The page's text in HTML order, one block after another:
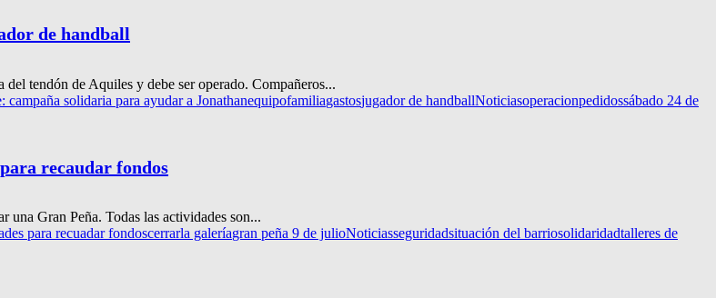
de handball
tendón de Aquiles y debe ser operado. Compañeros...
campaña solidaria para ayudar a Jonathanequipofamiliagastosjugador de handballNoticiasoperacionpedidossábado 24 de
recaudar fondos
una Gran Peña. Todas las actividades son...
para recuadar fondoscerrarla galeríagran peña 9 de julioNoticiasseguridadsituación del barriosolidaridadtalleres de